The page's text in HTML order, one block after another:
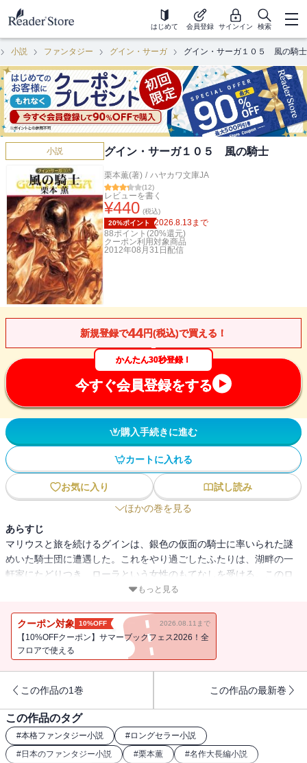
はじめて 会員登録 サインイン 検索
小説 ファンタジー グイン・サーガ グイン・サーガ１０５ 風の騎士
小説 グイン・サーガ１０５ 風の騎士
栗本薫(著) / ハヤカワ文庫JA
(12)
レビューを書く
¥440 (税込)
20%ポイント
2026.8.13まで
88ポイント(20%還元)
クーポン利用対象商品
2012年08月31日 配信
新規登録で44円(税込)で買える！
かんたん30秒登録！
今すぐ会員登録をする
購入手続きに進む
カートに入れる
お気に入り
試し読み
ほかの巻を見る
あらすじ
マリウスと旅を続けるグインは、銀色の仮面の騎士に率いられた謎
めいた騎士団に遭遇した。これをやり過ごしたふたりは、湖畔の一
軒家にたどりつき、ローラという女性のもてなしを受ける。このロ
ーラこそ、かつてのアムネリスの侍女フロリーであり、その息子の
世間の目を避けて暮らすふたりだが、その運命の歯車は今や軋みを
あげて大きく回ろうとしていた。（※電子書籍版には口絵・挿絵が
収録されておりません）
もっと見る
クーポン対象 10%OFF 2026.08.11まで
【10%OFFクーポン】サマーブックフェス2026！全
フロアで使える
この作品の1巻 この作品の最新巻
この作品のタグ
#本格ファンタジー小説 #ロングセラー小説
#日本のファンタジー小説 #栗本薫 #名作大長編小説